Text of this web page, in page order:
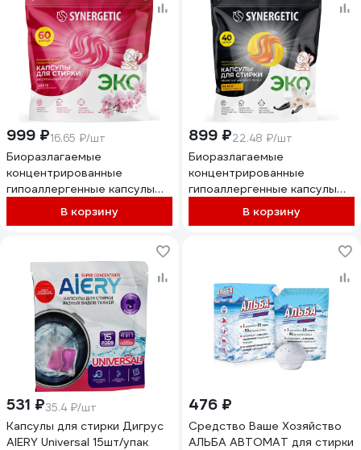
999 ₽16.65 ₽/шт
Биоразлагаемые
концентрированные
гипоаллергенные капсулы
для стирки SYNERGETIC
WHITE Цветущая сакура, 60
В корзину
899 ₽22.48 ₽/шт
Биоразлагаемые
концентрированные
гипоаллергенные капсулы
для стирки SYNERGETIC
BLACK Табак-ваниль, 40 шт
В корзину
531 ₽35.4 ₽/шт
Капсулы для стирки Дигрус
AIERY Universal 15шт/упак
476 ₽
Средство Ваше Хозяйство
АЛЬБА АВТОМАТ для стирки